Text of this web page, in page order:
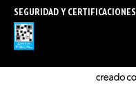
SEGURIDAD Y CERTIFICACIONES